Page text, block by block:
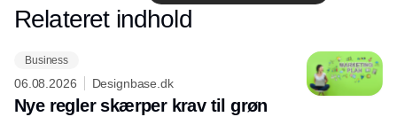
Annonce
Relateret indhold
Business
06.08.2026 Designbase.dk
Nye regler skærper krav til grøn